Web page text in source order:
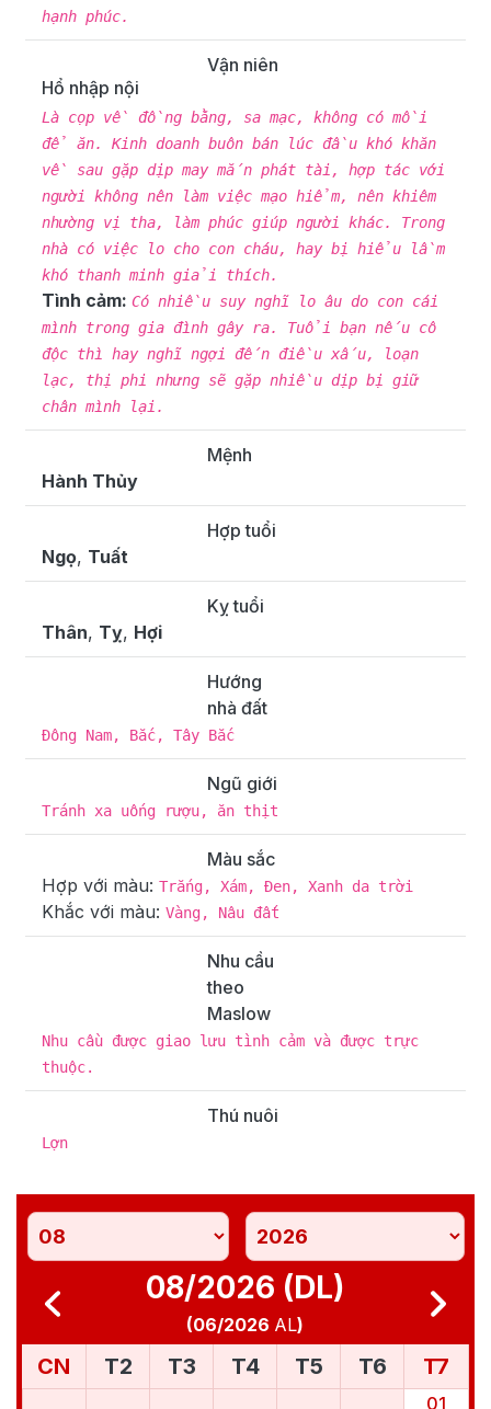
hạnh phúc.
Vận niên
Hổ nhập nội
Là cọp về đồng bằng, sa mạc, không có mồi
để ăn. Kinh doanh buôn bán lúc đầu khó khăn
về sau gặp dịp may mắn phát tài, hợp tác với
người không nên làm việc mạo hiểm, nên khiêm
nhường vị tha, làm phúc giúp người khác. Trong
nhà có việc lo cho con cháu, hay bị hiểu lầm
khó thanh minh giải thích.
Tình cảm: Có nhiều suy nghĩ lo âu do con cái
mình trong gia đình gây ra. Tuổi bạn nếu cô
độc thì hay nghĩ ngợi đến điều xấu, loạn
lạc, thị phi nhưng sẽ gặp nhiều dịp bị giữ
chân mình lại.
Mệnh
Hành Thủy
Hợp tuổi
Ngọ, Tuất
Kỵ tuổi
Thân, Tỵ, Hợi
Hướng
nhà đất
Đông Nam, Bắc, Tây Bắc
Ngũ giới
Tránh xa uống rượu, ăn thịt
Màu sắc
Hợp với màu: Trắng, Xám, Đen, Xanh da trời
Khắc với màu: Vàng, Nâu đất
Nhu cầu
theo
Maslow
Nhu cầu được giao lưu tình cảm và được trực
thuộc.
Thú nuôi
Lợn
08/2026 (DL)
(06/2026 AL)
CN T2 T3 T4 T5 T6 T7
01